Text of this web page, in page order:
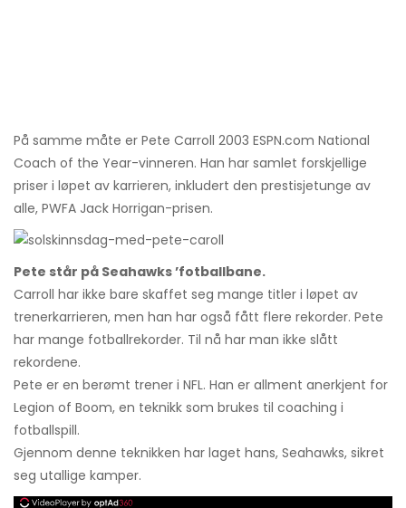
På samme måte er Pete Carroll 2003 ESPN.com National
Coach of the Year-vinneren. Han har samlet forskjellige
priser i løpet av karrieren, inkludert den prestisjetunge av
alle, PWFA Jack Horrigan-prisen.
Pete står på Seahawks ’fotballbane.
Carroll har ikke bare skaffet seg mange titler i løpet av
trenerkarrieren, men han har også fått flere rekorder. Pete
har mange fotballrekorder. Til nå har man ikke slått
rekordene.
Pete er en berømt trener i NFL. Han er allment anerkjent for
Legion of Boom, en teknikk som brukes til coaching i
fotballspill.
Gjennom denne teknikken har laget hans, Seahawks, sikret
seg utallige kamper.